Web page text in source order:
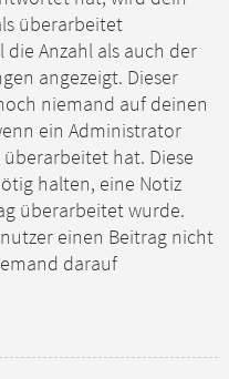
überarbeitet
die Anzahl als auch der
angezeigt. Dieser
niemand auf deinen
ein Administrator
hat. Diese
halten, eine Notiz
überarbeitet wurde.
einen Beitrag nicht
darauf